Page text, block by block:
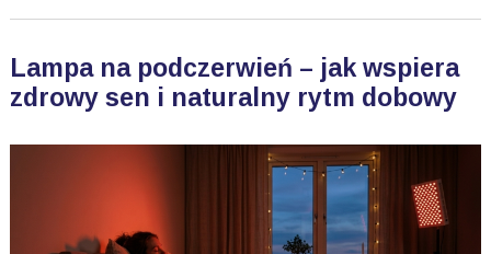
Lampa na podczerwień – jak wspiera
zdrowy sen i naturalny rytm dobowy